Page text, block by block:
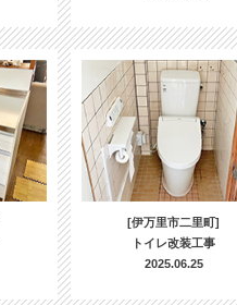
[伊万里市二里町]
トイレ改装工事
2025.06.25